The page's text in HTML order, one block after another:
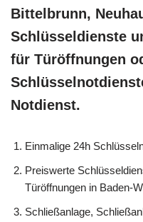
Bittelbrunn,
Schlüsseldienste
für Türöffnungen
Notdienst.
Einmalige 24h
Preiswerte
Türöffnungen in Baden-
Schließanlage,